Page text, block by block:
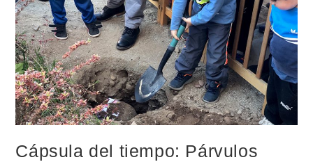
Cápsula del tiempo: Párvulos